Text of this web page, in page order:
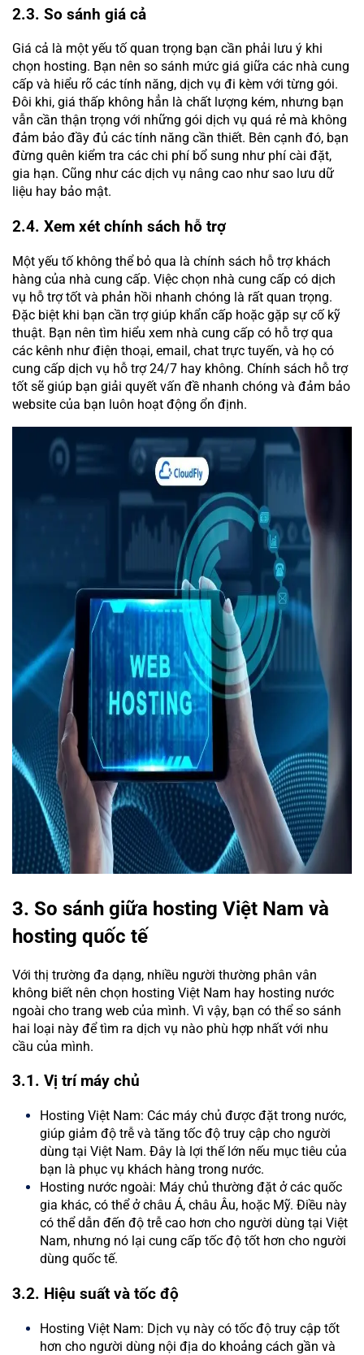
2.3. So sánh giá cả
Giá cả là một yếu tố quan trọng bạn cần phải lưu ý khi
chọn hosting. Bạn nên so sánh mức giá giữa các nhà cung
cấp và hiểu rõ các tính năng, dịch vụ đi kèm với từng gói.
Đôi khi, giá thấp không hẳn là chất lượng kém, nhưng bạn
vẫn cần thận trọng với những gói dịch vụ quá rẻ mà không
đảm bảo đầy đủ các tính năng cần thiết. Bên cạnh đó, bạn
đừng quên kiểm tra các chi phí bổ sung như phí cài đặt,
gia hạn. Cũng như các dịch vụ nâng cao như sao lưu dữ
liệu hay bảo mật.
2.4. Xem xét chính sách hỗ trợ
Một yếu tố không thể bỏ qua là chính sách hỗ trợ khách
hàng của nhà cung cấp. Việc chọn nhà cung cấp có dịch
vụ hỗ trợ tốt và phản hồi nhanh chóng là rất quan trọng.
Đặc biệt khi bạn cần trợ giúp khẩn cấp hoặc gặp sự cố kỹ
thuật. Bạn nên tìm hiểu xem nhà cung cấp có hỗ trợ qua
các kênh như điện thoại, email, chat trực tuyến, và họ có
cung cấp dịch vụ hỗ trợ 24/7 hay không. Chính sách hỗ trợ
tốt sẽ giúp bạn giải quyết vấn đề nhanh chóng và đảm bảo
website của bạn luôn hoạt động ổn định.
3. So sánh giữa hosting Việt Nam và
hosting quốc tế
Với thị trường đa dạng, nhiều người thường phân vân
không biết nên chọn hosting Việt Nam hay hosting nước
ngoài cho trang web của mình. Vì vậy, bạn có thể so sánh
hai loại này để tìm ra dịch vụ nào phù hợp nhất với nhu
cầu của mình.
3.1. Vị trí máy chủ
Hosting Việt Nam: Các máy chủ được đặt trong nước,
giúp giảm độ trễ và tăng tốc độ truy cập cho người
dùng tại Việt Nam. Đây là lợi thế lớn nếu mục tiêu của
bạn là phục vụ khách hàng trong nước.
Hosting nước ngoài: Máy chủ thường đặt ở các quốc
gia khác, có thể ở châu Á, châu Âu, hoặc Mỹ. Điều này
có thể dẫn đến độ trễ cao hơn cho người dùng tại Việt
Nam, nhưng nó lại cung cấp tốc độ tốt hơn cho người
dùng quốc tế.
3.2. Hiệu suất và tốc độ
Hosting Việt Nam: Dịch vụ này có tốc độ truy cập tốt
hơn cho người dùng nội địa do khoảng cách gần và